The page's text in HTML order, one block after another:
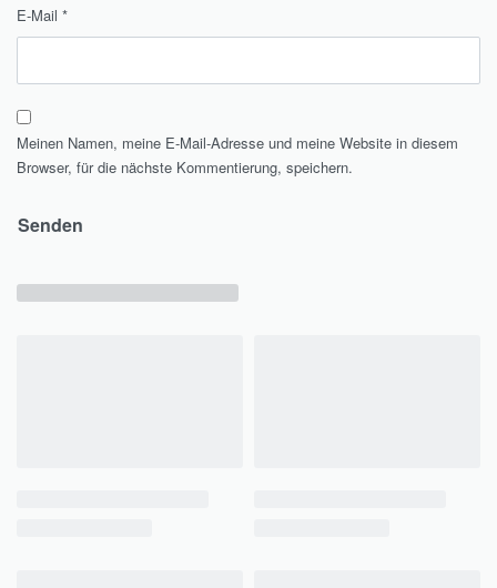
E-Mail *
Meinen Namen, meine E-Mail-Adresse und meine Website in diesem
Browser, für die nächste Kommentierung, speichern.